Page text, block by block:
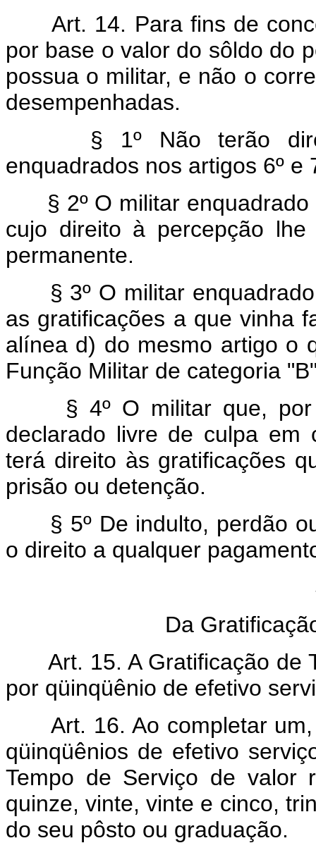
Art. 14. Para fins de
por base o valor do sôldo do
possua o militar, e não o
desempenhadas.
§ 1º Não terão
enquadrados nos artigos 6º e
§ 2º O militar enquadrado
cujo direito à percepção
permanente.
§ 3º O militar
as gratificações a que vinha
alínea d) do mesmo artigo o
Função Militar de categoria
§ 4º O militar que, por
declarado livre de culpa em
terá direito às gratificações
prisão ou detenção.
§ 5º De indulto, perdão
o direito a qualquer
Da
Art. 15. A Gratificação de
por qüinqüênio de efetivo
Art. 16. Ao completar um,
qüinqüênios de efetivo
Tempo de Serviço de valor
quinze, vinte, vinte e cinco,
do seu pôsto ou graduação.